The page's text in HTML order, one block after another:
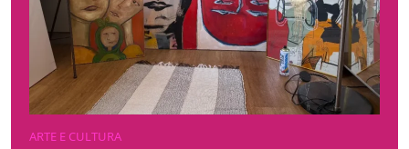
ARTE E CULTURA